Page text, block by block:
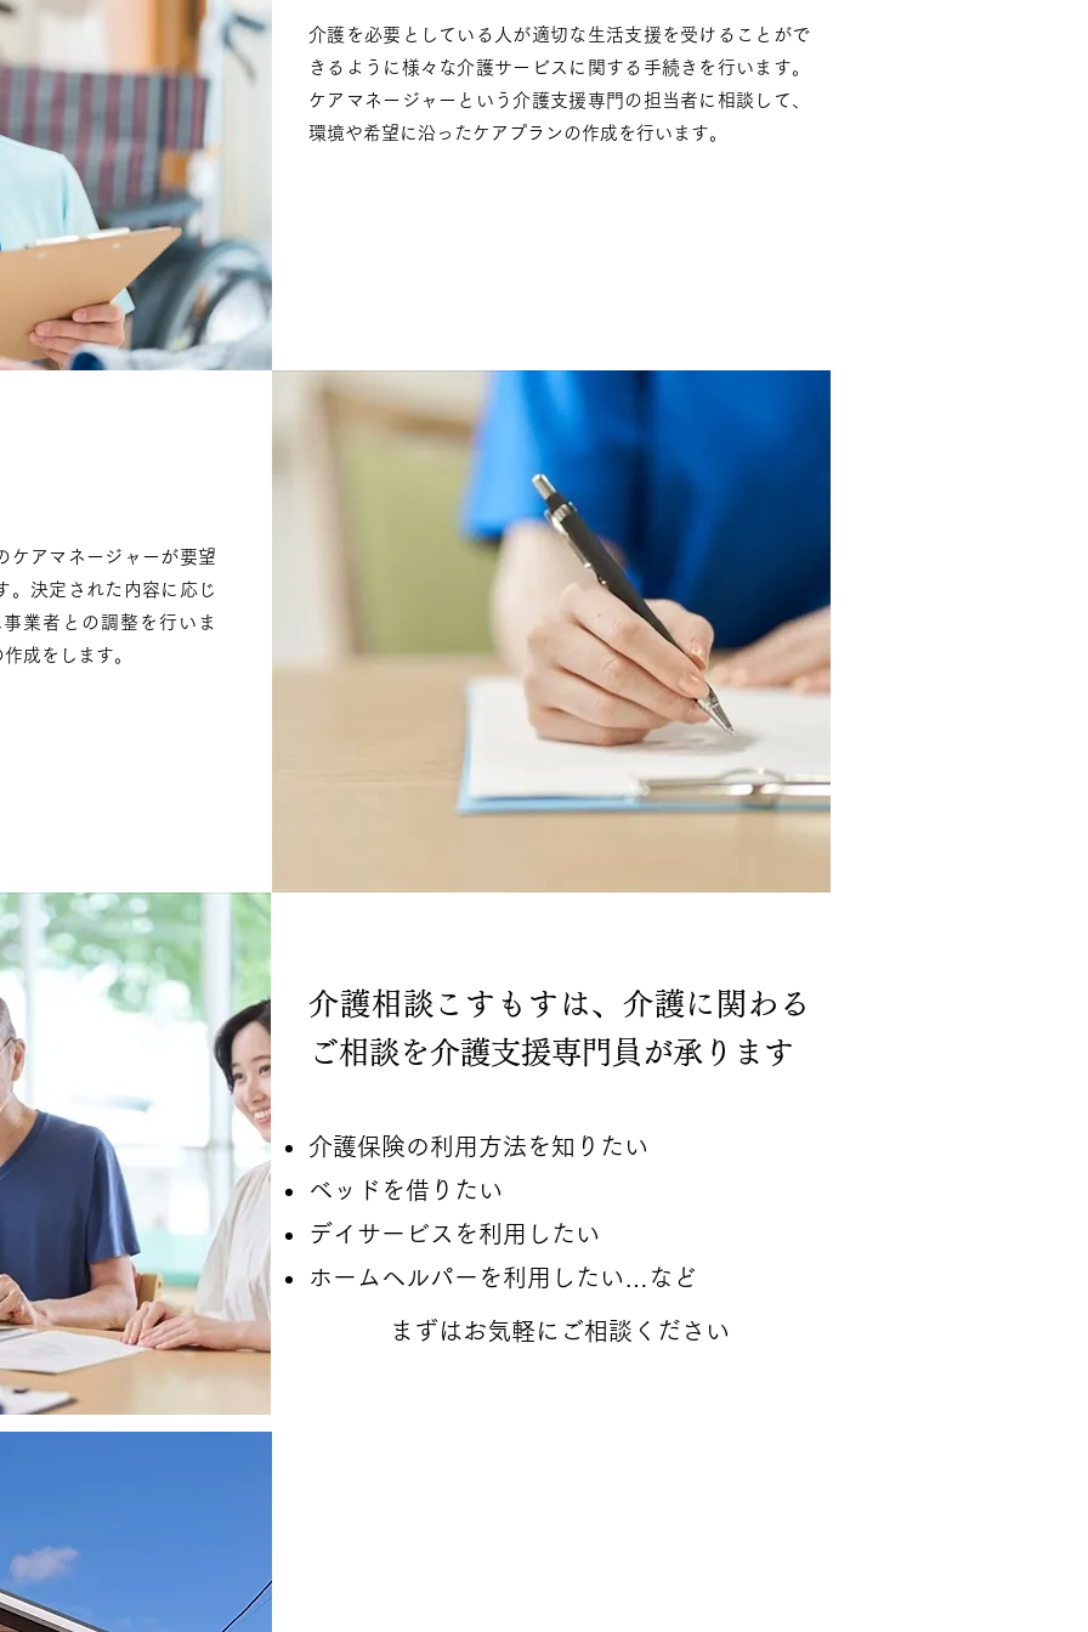
介護を必要としている人が適切な生活支援を受けることがで
きるように様々な介護サービスに関する手続きを行います。
ケアマネージャーという介護支援専門の担当者に相談して、
環境や希望に沿ったケアプランの作成を行います。
ケアマネージャーが要望
。決定された内容に応じ
業者との調整を行いま
成をします。
介護相談こすもすは、介護に関わる
ご相談を介護支援専門員が承ります
介護保険の利用方法を知りたい
ベッドを借りたい
デイサービスを利用したい
​ホームヘルパーを利用したい…など
​まずはお気軽にご相談ください